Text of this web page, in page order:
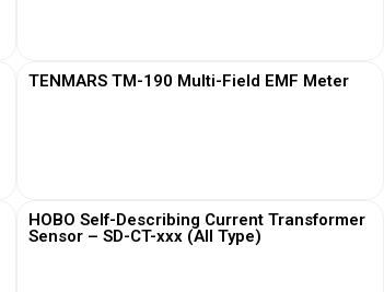
TENMARS TM-190 Multi-Field EMF Meter
HOBO Self-Describing Current Transformer
Sensor – SD-CT-xxx (All Type)